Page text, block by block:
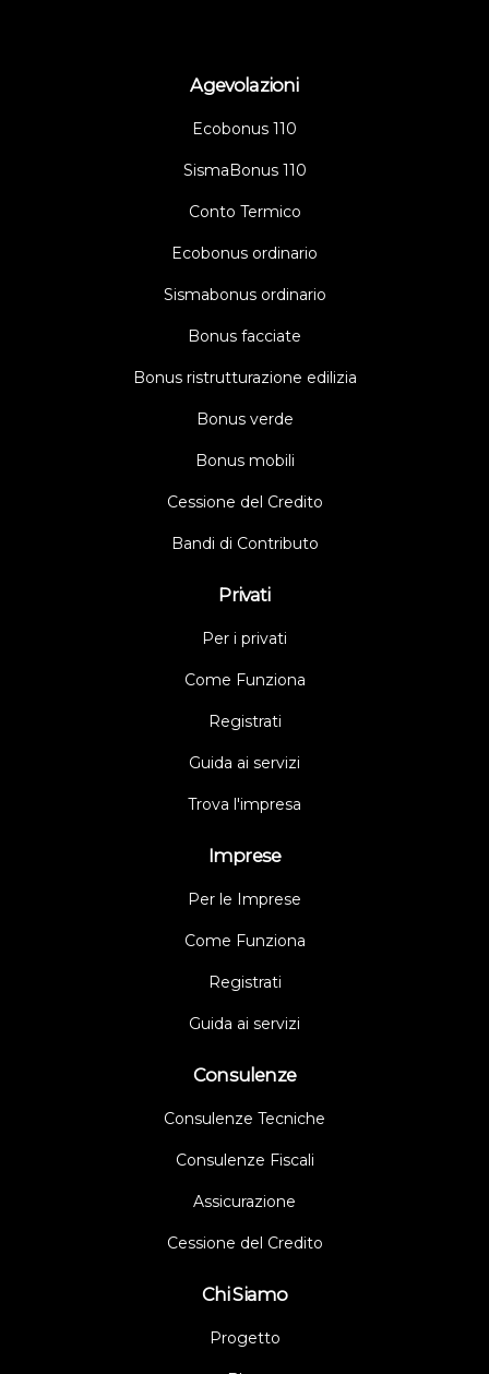
Agevolazioni
Ecobonus 110
SismaBonus 110
Conto Termico
Ecobonus ordinario
Sismabonus ordinario
Bonus facciate
Bonus ristrutturazione edilizia
Bonus verde
Bonus mobili
Cessione del Credito
Bandi di Contributo
Privati
Per i privati
Come Funziona
Registrati
Guida ai servizi
Trova l'impresa
Imprese
Per le Imprese
Come Funziona
Registrati
Guida ai servizi
Consulenze
Consulenze Tecniche
Consulenze Fiscali
Assicurazione
Cessione del Credito
Chi Siamo
Progetto